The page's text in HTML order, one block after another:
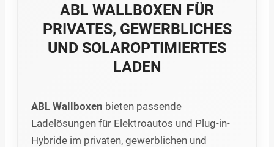
ABL WALLBOXEN FÜR
PRIVATES, GEWERBLICHES
UND SOLAROPTIMIERTES
LADEN
ABL Wallboxen bieten passende
Ladelösungen für Elektroautos und Plug-in-
Hybride im privaten, gewerblichen und